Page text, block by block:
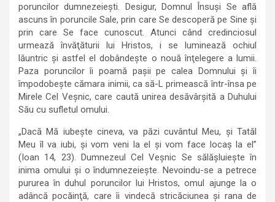
poruncilor dumnezeiești. Desigur, Domnul Însuşi Se află
ascuns în poruncile Sale, prin care Se descoperă pe Sine şi
prin care Se face cunoscut. Atunci când credinciosul
urmează învăţăturii lui Hristos, i se luminează ochiul
lăuntric şi astfel el dobândeşte o nouă înţelegere a lumii.
Paza poruncilor îi poamă paşii pe calea Domnului şi îi
împodobeşte cămara inimii, ca să-L primească într-însa pe
Mirele Cel Veşnic, care caută unirea desăvârşită a Duhului
Său cu sufletul omului.
„Dacă Mă iubeşte cineva, va păzi cuvântul Meu, şi Tatăl
Meu îl va iubi, şi vom veni la el şi vom face locaş la el”
(Ioan 14, 23). Dumnezeul Cel Veşnic Se sălăşluieşte în
inima omului şi o îndumnezeieşte. Nevoindu-se a petrece
pururea în duhul poruncilor lui Hristos, omul ajunge la o
adâncă pocăinţă, care îi vindecă stricăciunea şi rana de